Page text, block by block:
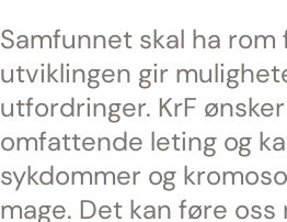
Samfunnet skal ha
utviklingen gir
utfordringer. KrF
omfattende leting og
sykdommer og
mage. Det kan føre